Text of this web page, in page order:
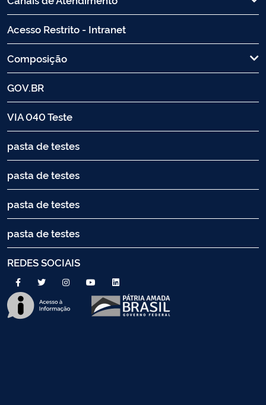
Acesso Restrito - Intranet
Composição
GOV.BR
VIA 040 Teste
pasta de testes
pasta de testes
pasta de testes
pasta de testes
REDES SOCIAIS